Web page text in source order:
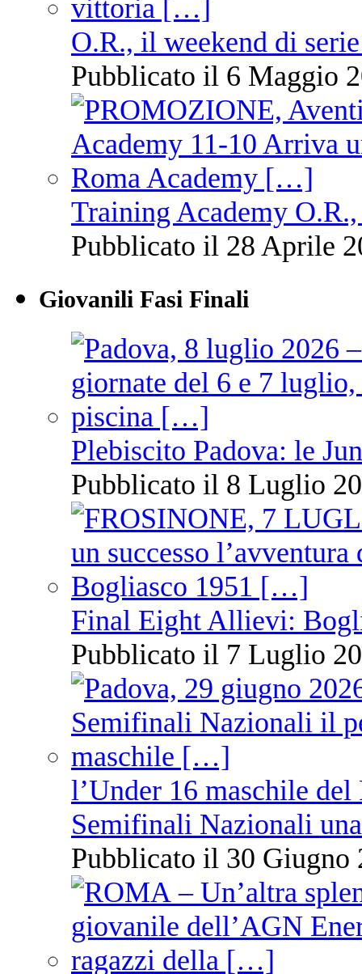
O.R., il weekend di
Pubblicato il 6 Maggio
Training Academy
Pubblicato il 28 Aprile
Giovanili Fasi Finali
Plebiscito Padova: le
Pubblicato il 8 Luglio
Final Eight Allievi:
Pubblicato il 7 Luglio
l’Under 16 maschile
Semifinali Nazionali
Pubblicato il 30 Giugno